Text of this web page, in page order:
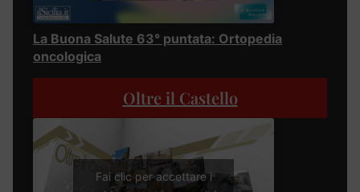
La Buona Salute 63° puntata: Ortopedia
oncologica
Oltre il Castello
Fai clic per accettare i